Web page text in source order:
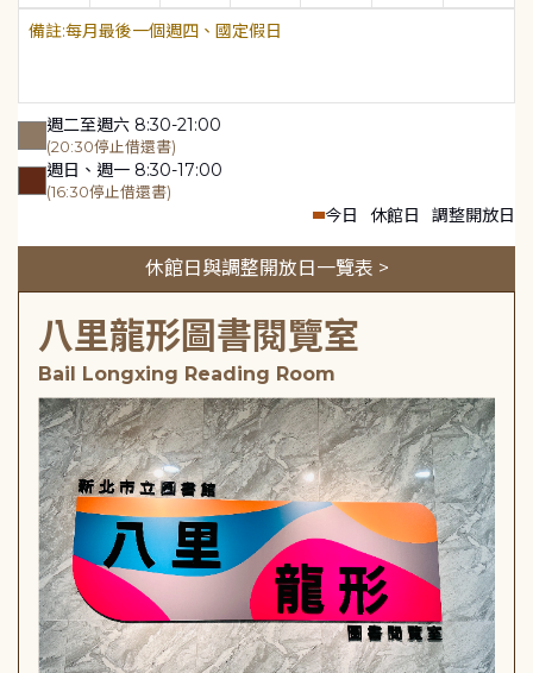
每月最後一個週四、國定假日
週二至週六 8:30-21:00
(20:30停止借還書)
週日、週一 8:30-17:00
(16:30停止借還書)
今日 休館日 調整開放日
休館日與調整開放日一覽表 >
八里龍形圖書閱覽室
Bail Longxing Reading Room